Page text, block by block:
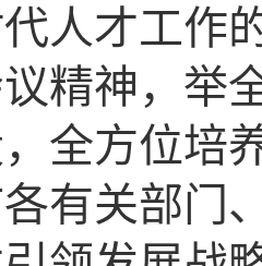
人才工作
精神，举
全方位培
有关部门